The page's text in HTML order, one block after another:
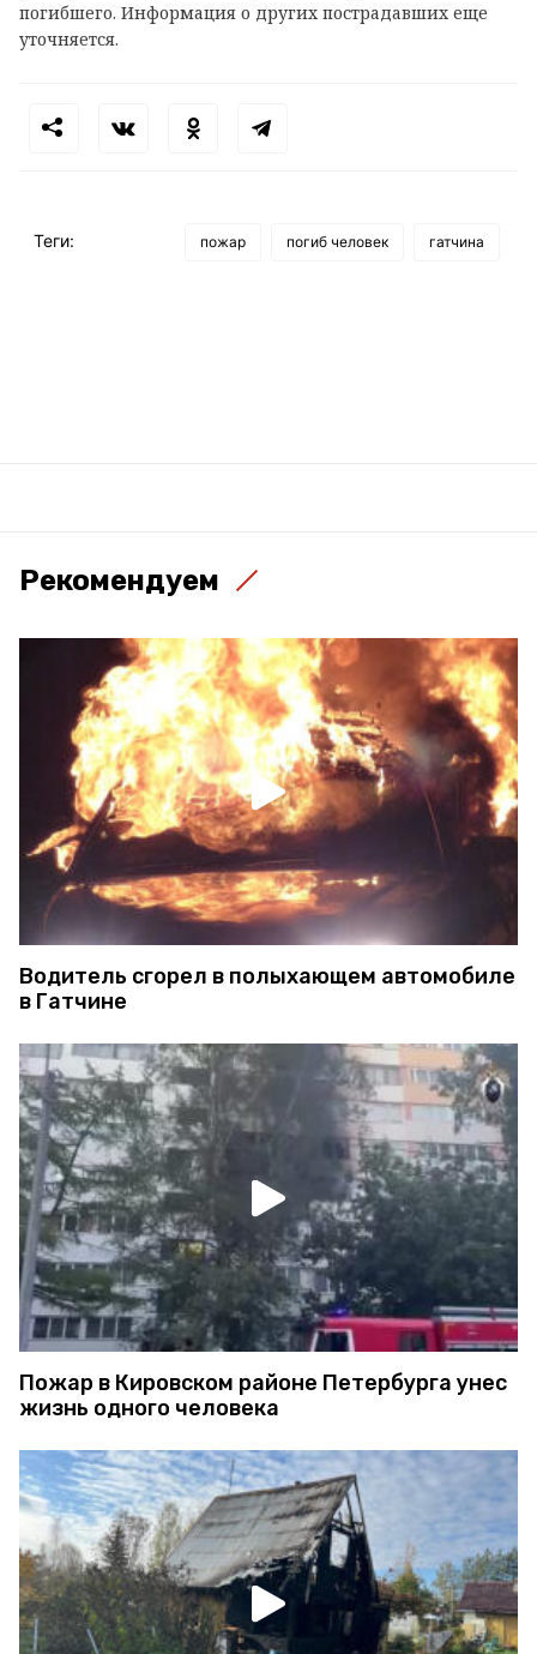
погибшего. Информация о других пострадавших еще
уточняется.
Теги: пожар погиб человек гатчина
Рекомендуем
Водитель сгорел в полыхающем автомобиле
в Гатчине
Пожар в Кировском районе Петербурга унес
жизнь одного человека